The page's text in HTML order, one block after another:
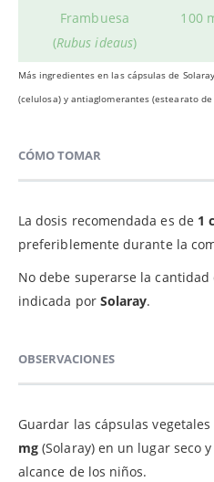
Frambuesa
(Rubus ideaus)
100
Más ingredientes en las cápsulas de
(celulosa) y antiaglomerantes (estearato
CÓMO TOMAR
La dosis recomendada es de 1
preferiblemente durante la
No debe superarse la
indicada por Solaray.
OBSERVACIONES
Guardar las cápsulas vegetales
mg (Solaray) en un lugar seco
alcance de los niños.